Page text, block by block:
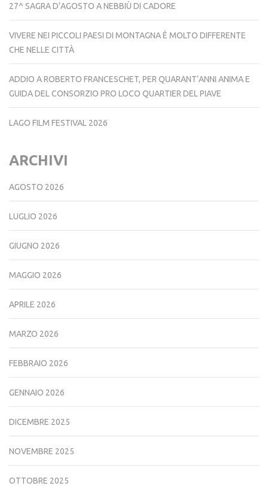
27^ SAGRA D’AGOSTO A NEBBIÙ DI CADORE
VIVERE NEI PICCOLI PAESI DI MONTAGNA È MOLTO DIFFERENTE
CHE NELLE CITTÀ
ADDIO A ROBERTO FRANCESCHET, PER QUARANT’ANNI ANIMA E
GUIDA DEL CONSORZIO PRO LOCO QUARTIER DEL PIAVE
LAGO FILM FESTIVAL 2026
ARCHIVI
AGOSTO 2026
LUGLIO 2026
GIUGNO 2026
MAGGIO 2026
APRILE 2026
MARZO 2026
FEBBRAIO 2026
GENNAIO 2026
DICEMBRE 2025
NOVEMBRE 2025
OTTOBRE 2025